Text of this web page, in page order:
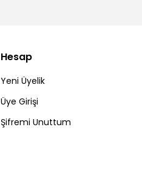
Hesap
Yeni Üyelik
Üye Girişi
Şifremi Unuttum